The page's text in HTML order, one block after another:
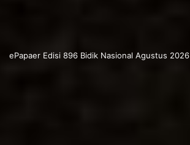
ePapaer Edisi 896 Bidik Nasional Agustus 2026